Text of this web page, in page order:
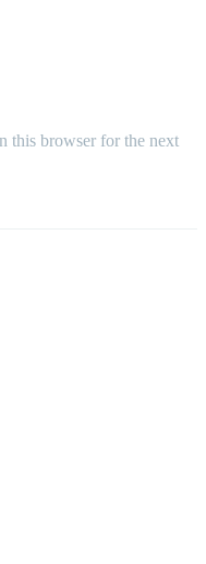
this browser for the next